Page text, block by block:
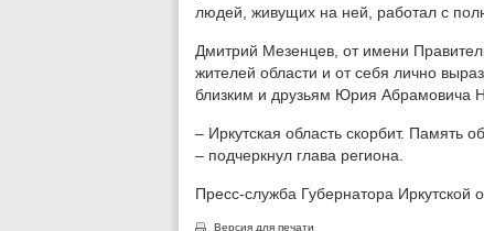
людей, живущих на ней, работал с
Дмитрий Мезенцев, от имени
жителей области и от себя лично
близким и друзьям Юрия Абрамовича
– Иркутская область скорбит. Память
– подчеркнул глава региона.
Пресс-служба Губернатора Иркутской
Версия для печати